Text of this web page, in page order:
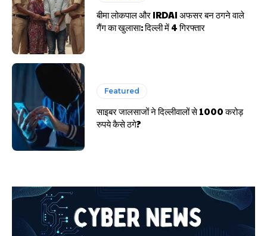
बीमा लोकपाल और IRDAI अफसर बन ठगने वाले
गैंग का खुलासा: दिल्ली में 4 गिरफ्तार
Featured
साइबर जालसाजों ने दिल्लीवालों से 1000 करोड़
रुपये कैसे ठगे?